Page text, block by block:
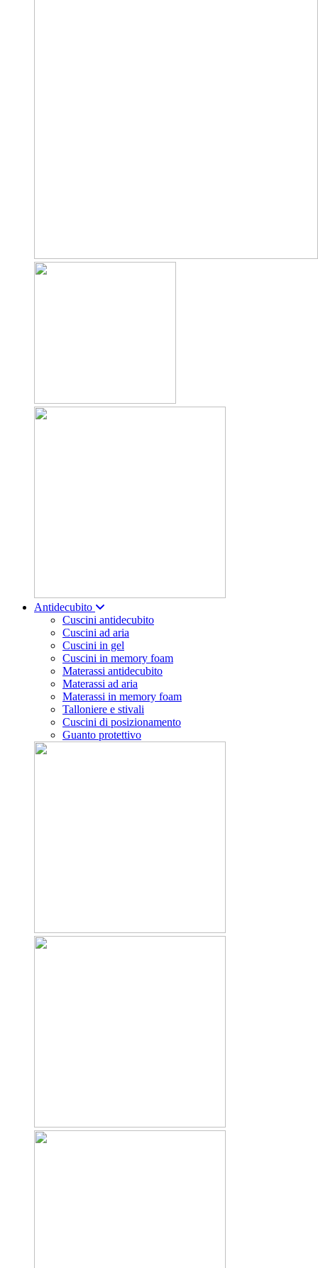
Antidecubito
Cuscini antidecubito
Cuscini ad aria
Cuscini in gel
Cuscini in memory foam
Materassi antidecubito
Materassi ad aria
Materassi in memory foam
Talloniere e stivali
Cuscini di posizionamento
Guanto protettivo